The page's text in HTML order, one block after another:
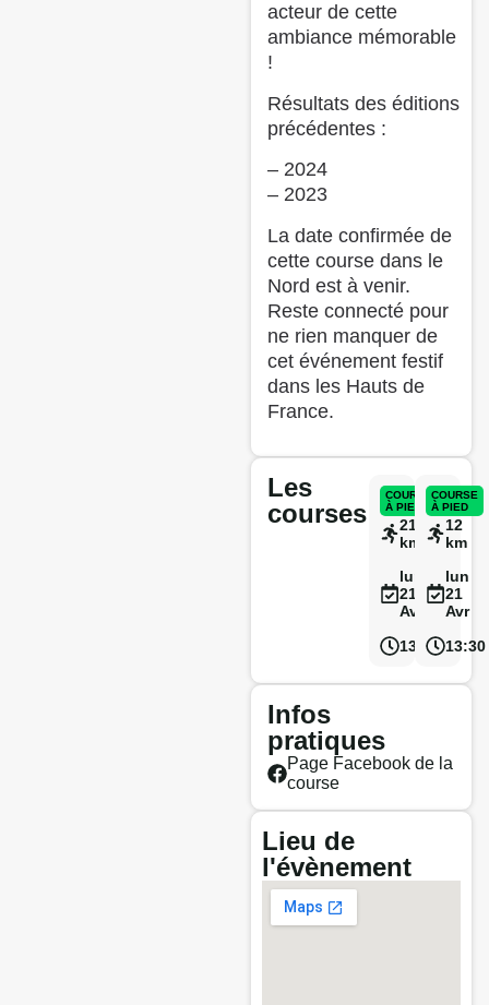
acteur de cette
ambiance mémorable
!
Résultats des éditions
précédentes :
– 2024
– 2023
La date confirmée de
cette course dans le
Nord est à venir.
Reste connecté pour
ne rien manquer de
cet événement festif
dans les Hauts de
France.
Les
courses
COURSE
À PIED
21.1
km
lun
21
Avr
13:00
COURSE
À PIED
12
km
lun
21
Avr
13:30
Infos
pratiques
Page Facebook de la
course
Lieu de
l'évènement